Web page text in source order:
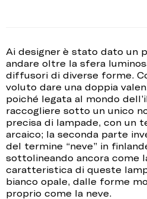
Ai designer è stato dato un
andare oltre la sfera
diffusori di diverse forme.
voluto dare una doppia
poiché legata al mondo
raccogliere sotto un unico
precisa di lampade, con un
arcaico; la seconda parte
del termine “neve” in
sottolineando ancora come
caratteristica di queste
bianco opale, dalle forme
proprio come la neve.